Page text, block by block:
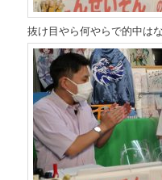
抜け目やら何やらで的中は